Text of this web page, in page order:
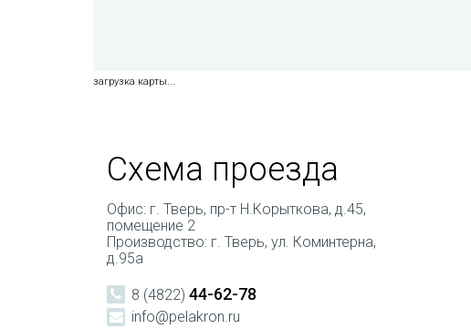
Схема проезда
Офис: г. Тверь, пр-т Н.Корыткова, д.45,
помещение 2
Производство: г. Тверь, ул. Коминтерна,
д.95а
8 (4822) 44-62-78
info@pelakron.ru
загрузка карты...